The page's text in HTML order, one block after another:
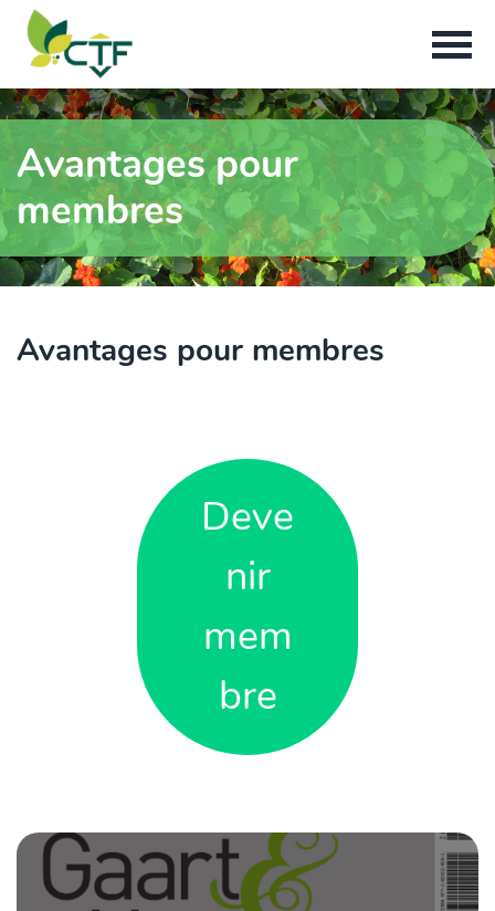
Avantages pour
membres
Avantages pour membres
Deve
nir
mem
bre